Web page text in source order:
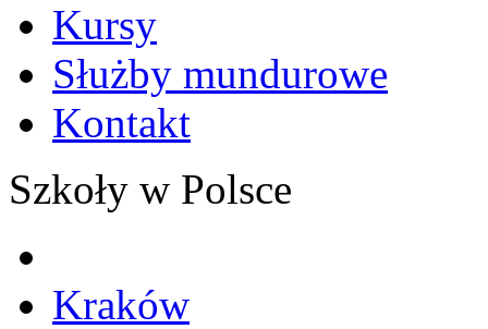
Kursy
Służby mundurowe
Kontakt
Szkoły w Polsce
Kraków